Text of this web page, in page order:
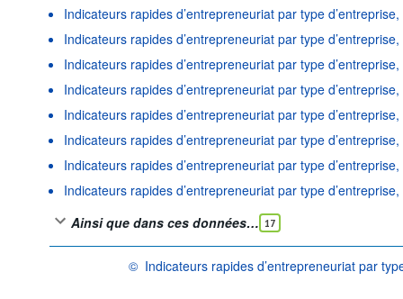
Indicateurs rapides d’entrepreneuriat par type
Indicateurs rapides d’entrepreneuriat par type
Indicateurs rapides d’entrepreneuriat par type
Indicateurs rapides d’entrepreneuriat par type
Indicateurs rapides d’entrepreneuriat par type
Indicateurs rapides d’entrepreneuriat par type
Indicateurs rapides d’entrepreneuriat par type
Indicateurs rapides d’entrepreneuriat par type
Ainsi que dans ces données… 17
© Indicateurs rapides d’entrepreneuriat par